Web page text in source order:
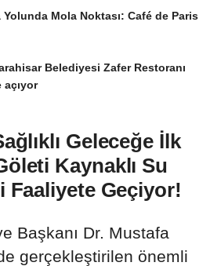
Mola Noktası: Café de Paris
Belediyesi Zafer Restoranı
açıyor
Geleceğe İlk
Kaynaklı Su
Faaliyete Geçiyor!
Başkanı Dr. Mustafa
gerçekleştirilen önemli